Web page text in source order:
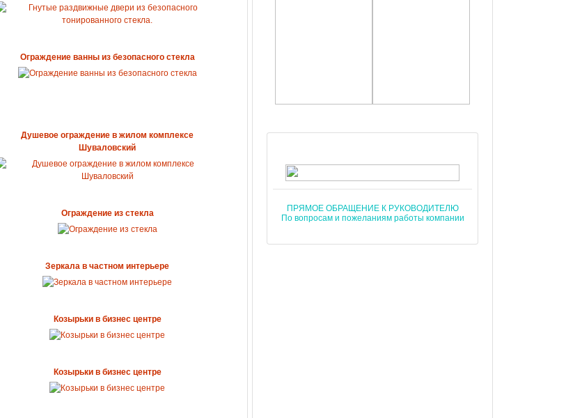
Ограждение ванны из безопасного стекла
Душевое ограждение в жилом комплексе
Шуваловский
Ограждение из стекла
Зеркала в частном интерьере
Козырьки в бизнес центре
Козырьки в бизнес центре
ПРЯМОЕ ОБРАЩЕНИЕ К РУКОВОДИТЕЛЮ
По вопросам и пожеланиям работы компании